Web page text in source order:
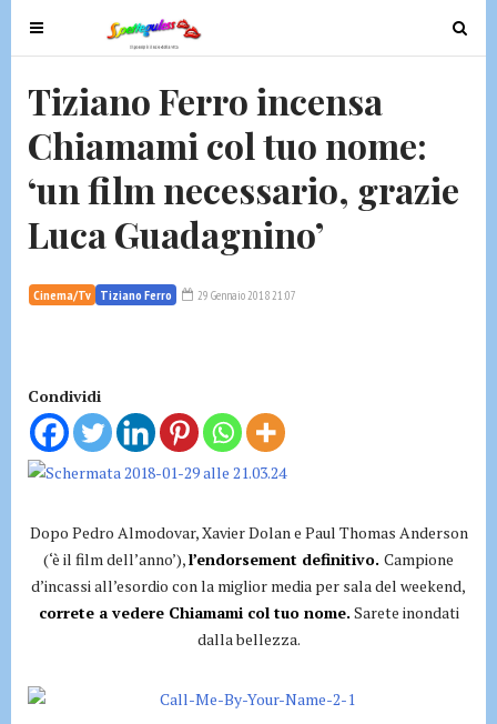
T
o
l
e
n
g
o
n
T
o
n
Tiziano Ferro incensa
Chiamami col tuo nome:
‘un film necessario, grazie
Luca Guadagnino’
Cinema/Tv Tiziano Ferro 29 Gennaio 2018 21:07
Condividi
Dopo Pedro Almodovar, Xavier Dolan e Paul Thomas Anderson
(‘è il film dell’anno’),l’endorsement definitivo. Campione
d’incassi all’esordio con la miglior media per sala del weekend,
correte a vedere Chiamami col tuo nome. Sarete inondati
dalla bellezza.